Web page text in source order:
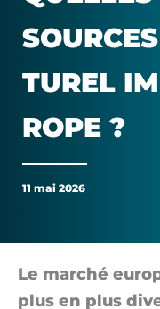
du
gaz
naturel
importé
en
Europe
TU­REL
ROPE ?
11 mai 2026
Le mar­ché
plus en plus